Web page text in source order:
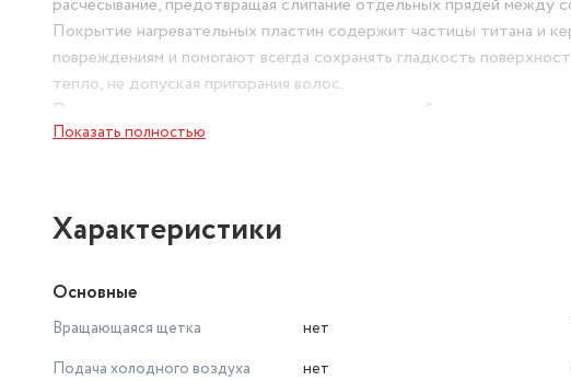
Покрытие нагревательных пластин содержит частицы титана и
повреждениям и помогают всегда сохранять гладкость
тепло, не допуская пригорания волос.
Применение двух рядов щетинок значительно облегчает захват
креплением позволяет выполнять укладку в любой точке комнаты.
Показать полностью
Характеристики
Основные
Вращающаяся щетка
нет
Подача холодного воздуха
нет